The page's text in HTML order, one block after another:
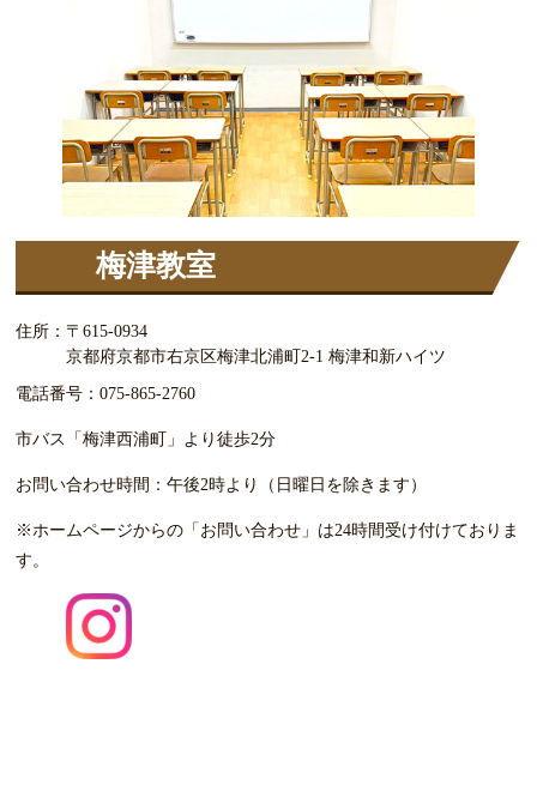
梅津教室
住所： 〒615-0934
京都府京都市右京区梅津北浦町2-1 梅津和新ハイツ
電話番号：075-865-2760
市バス「梅津西浦町」より徒歩2分
お問い合わせ時間：午後2時より（日曜日を除きます）
※ホームページからの「お問い合わせ」は24時間受け付けておりま
す。